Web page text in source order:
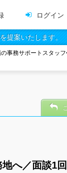
ログイン
提案いたします。
事務サポートスタッ
へ／面談1